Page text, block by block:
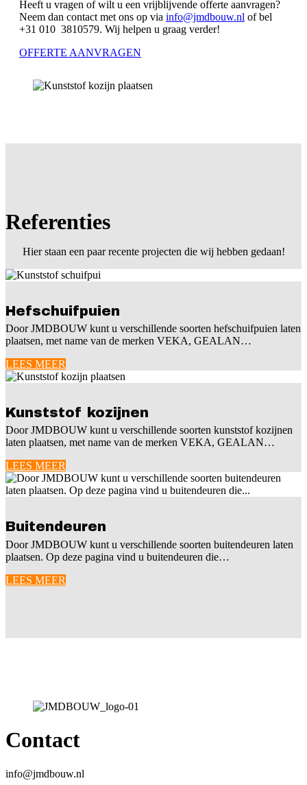
Heeft u vragen of wilt u een vrijblijvende offerte aanvragen?
Neem dan contact met ons op via info@jmdbouw.nl of bel
+31 010 3810579. Wij helpen u graag verder!
OFFERTE AANVRAGEN
Referenties
Hier staan een paar recente projecten die wij hebben gedaan!
Hefschuifpuien
Door JMDBOUW kunt u verschillende soorten hefschuifpuien laten
plaatsen, met name van de merken VEKA, GEALAN…
LEES MEER
Kunststof kozijnen
Door JMDBOUW kunt u verschillende soorten kunststof kozijnen
laten plaatsen, met name van de merken VEKA, GEALAN…
LEES MEER
Buitendeuren
Door JMDBOUW kunt u verschillende soorten buitendeuren laten
plaatsen. Op deze pagina vind u buitendeuren die…
LEES MEER
Contact
info@jmdbouw.nl